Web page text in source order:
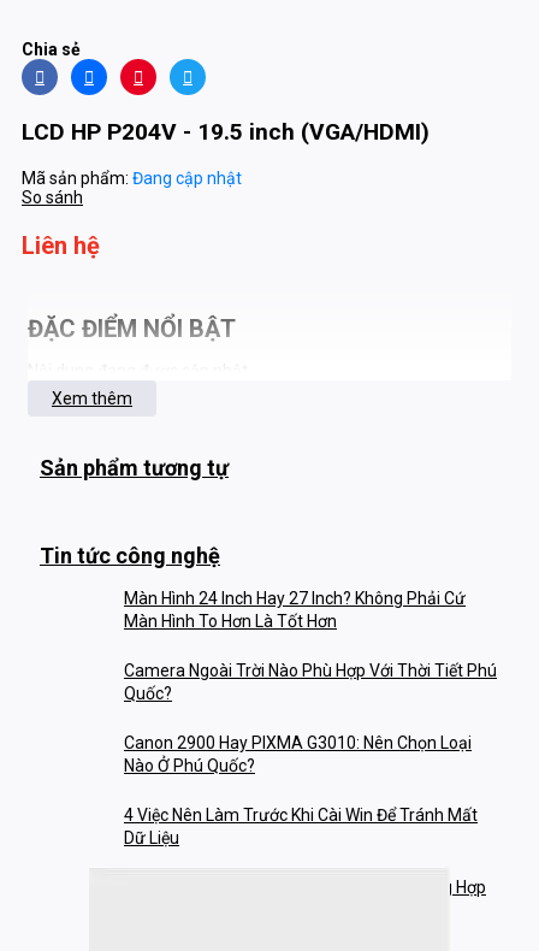
Chia sẻ
LCD HP P204V - 19.5 inch (VGA/HDMI)
Mã sản phẩm: Đang cập nhật
So sánh
Liên hệ
ĐẶC ĐIỂM NỔI BẬT
Xem thêm
Sản phẩm tương tự
Tin tức công nghệ
Màn Hình 24 Inch Hay 27 Inch? Không Phải Cứ
Màn Hình To Hơn Là Tốt Hơn
Camera Ngoài Trời Nào Phù Hợp Với Thời Tiết Phú
Quốc?
Canon 2900 Hay PIXMA G3010: Nên Chọn Loại
Nào Ở Phú Quốc?
4 Việc Nên Làm Trước Khi Cài Win Để Tránh Mất
Dữ Liệu
Nạp Mực Xong Máy In Bị Lỗi? Những Trường Hợp